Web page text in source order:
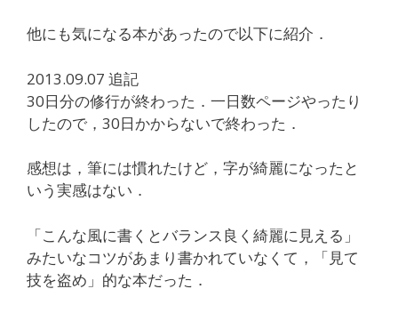
他にも気になる本があったので以下に紹介．
2013.09.07 追記
30日分の修行が終わった．一日数ページやったり
したので，30日かからないで終わった．
感想は，筆には慣れたけど，字が綺麗になったと
いう実感はない．
「こんな風に書くとバランス良く綺麗に見える」
みたいなコツがあまり書かれていなくて，「見て
技を盗め」的な本だった．